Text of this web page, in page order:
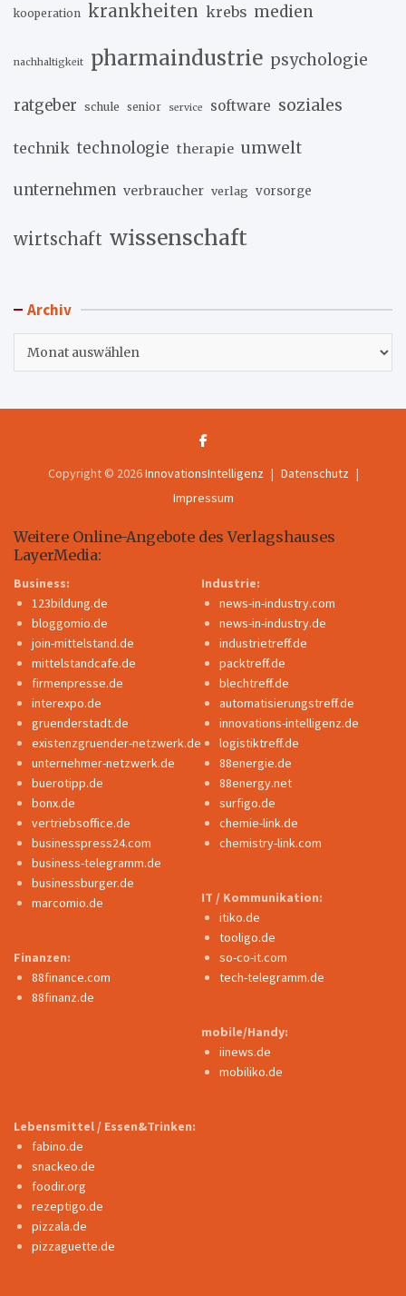
kooperation krankheiten krebs medien
nachhaltigkeit pharmaindustrie psychologie
ratgeber schule senior service software soziales
technik technologie therapie umwelt
unternehmen verbraucher verlag vorsorge
wirtschaft wissenschaft
Archiv
Copyright © 2026InnovationsIntelligenz
Datenschutz
Impressum
Weitere Online-Angebote des Verlagshauses
LayerMedia:
Business:
123bildung.de
bloggomio.de
join-mittelstand.de
mittelstandcafe.de
firmenpresse.de
interexpo.de
gruenderstadt.de
existenzgruender-netzwerk.de
unternehmer-netzwerk.de
buerotipp.de
bonx.de
vertriebsoffice.de
businesspress24.com
business-telegramm.de
businessburger.de
marcomio.de
Finanzen:
88finance.com
88finanz.de
Industrie:
news-in-industry.com
news-in-industry.de
industrietreff.de
packtreff.de
blechtreff.de
automatisierungstreff.de
innovations-intelligenz.de
logistiktreff.de
88energie.de
88energy.net
surfigo.de
chemie-link.de
chemistry-link.com
IT / Kommunikation:
itiko.de
tooligo.de
so-co-it.com
tech-telegramm.de
mobile/Handy:
iinews.de
mobiliko.de
Lebensmittel / Essen&Trinken:
fabino.de
snackeo.de
foodir.org
rezeptigo.de
pizzala.de
pizzaguette.de